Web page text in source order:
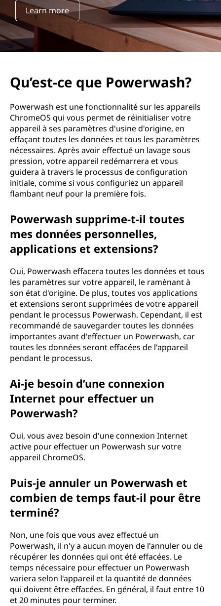
Learn more
Qu’est-ce que Powerwash?
Powerwash est une fonctionnalité sur les appareils
ChromeOS qui vous permet de réinitialiser votre
appareil à ses paramètres d'usine d'origine, en
effaçant toutes les données et tous les paramètres
nécessaires. Après avoir effectué un lavage sous
pression, votre appareil redémarrera et vous
guidera à travers le processus de configuration
initiale, comme si vous configuriez un appareil
flambant neuf pour la première fois.
Powerwash supprime-t-il toutes
mes données personnelles,
applications et extensions?
Oui, Powerwash effacera toutes les données et tous
les paramètres sur votre appareil, le ramènant à
son état d'origine. De plus, toutes vos applications
et extensions seront supprimées de votre appareil
pendant le processus Powerwash. Cependant, il est
recommandé de sauvegarder toutes les données
importantes avant d'effectuer un Powerwash, car
toutes les données seront effacées de l'appareil
pendant le processus.
Ai-je besoin d’une connexion
Internet pour effectuer un
Powerwash?
Oui, vous avez besoin d'une connexion Internet
active pour effectuer un Powerwash sur votre
appareil ChromeOS.
Puis-je annuler un Powerwash et
combien de temps faut-il pour être
terminé?
Non, une fois que vous avez effectué un
Powerwash, il n'y a aucun moyen de l'annuler ou de
récupérer les données qui ont été effacées. Le
temps nécessaire pour effectuer un Powerwash
variera selon l'appareil et la quantité de données
qui doivent être effacées. En général, il faut entre 10
et 20 minutes pour terminer.